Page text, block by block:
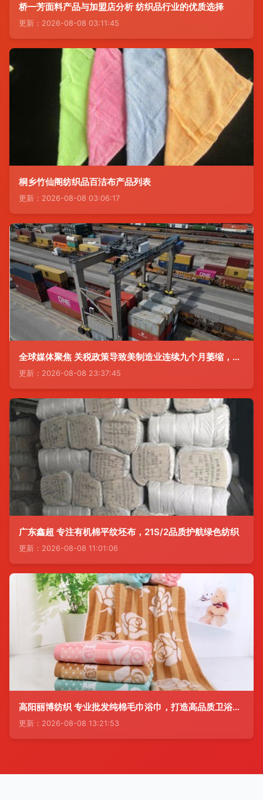
桥一芳面料产品与加盟店分析 纺织品行业的优质选择
更新：2026-08-08 03:11:45
桐乡竹仙阁纺织品百洁布产品列表
更新：2026-08-08 03:06:17
全球媒体聚焦 关税政策导致美制造业连续九个月萎缩，纺织业首当其冲
更新：2026-08-08 23:37:45
广东鑫超 专注有机棉平纹坯布，21S/2品质护航绿色纺织
更新：2026-08-08 11:01:06
高阳丽博纺织 专业批发纯棉毛巾浴巾，打造高品质卫浴体验
更新：2026-08-08 13:21:53